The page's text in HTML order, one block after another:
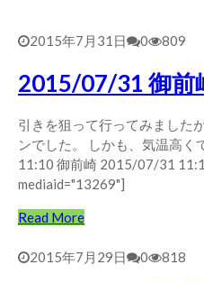
2015年7月31日 0 809
2015/07/31 御前
引きを狙って行ってみました
ンでした。 しかも、気温高
11:10 御前崎 2015/07/31
mediaid="13269"]
Read More
2015年7月29日 0 818